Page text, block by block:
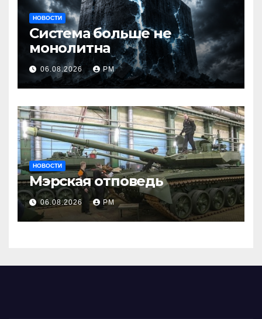
НОВОСТИ
Система больше не
монолитна
06.08.2026 РМ
НОВОСТИ
Мэрская отповедь
06.08.2026 РМ